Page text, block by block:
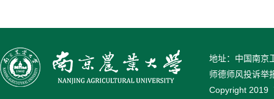
地址：中国南
师德师风投诉
Copyright 2019